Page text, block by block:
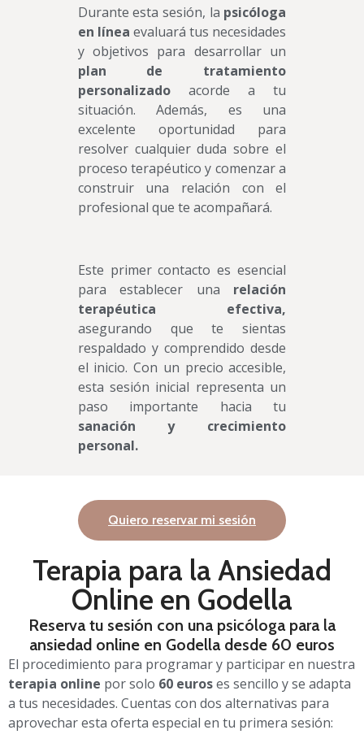
Durante esta sesión, la psicóloga
en línea evaluará tus necesidades
y objetivos para desarrollar un
plan de tratamiento
personalizadoacorde a tu
situación. Además, es una
excelente oportunidad para
resolver cualquier duda sobre el
proceso terapéutico y comenzar a
construir una relación con el
profesional que te acompañará.
Este primer contacto es esencial
para establecer una relación
terapéutica efectiva,
asegurando que te sientas
respaldado y comprendido desde
el inicio. Con un precio accesible,
esta sesión inicial representa un
paso importante hacia tu
sanación y crecimiento
personal.
Quiero reservar mi sesión
Terapia para la Ansiedad
Online en Godella
Reserva tu sesión con una psicóloga para la
ansiedad online en Godella desde 60 euros
El procedimiento para programar y participar en nuestra
terapia online por solo 60 euroses sencillo y se adapta
a tus necesidades. Cuentas con dos alternativas para
aprovechar esta oferta especial en tu primera sesión: